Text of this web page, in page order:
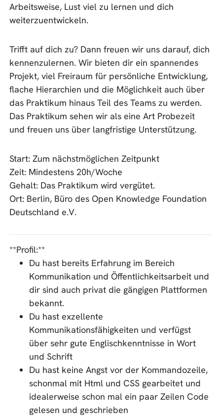
Arbeitsweise, Lust viel zu lernen und dich
weiterzuentwickeln.
Trifft auf dich zu? Dann freuen wir uns darauf, dich
kennenzulernen. Wir bieten dir ein spannendes
Projekt, viel Freiraum für persönliche Entwicklung,
flache Hierarchien und die Möglichkeit auch über
das Praktikum hinaus Teil des Teams zu werden.
Das Praktikum sehen wir als eine Art Probezeit
und freuen uns über langfristige Unterstützung.
Start: Zum nächstmöglichen Zeitpunkt
Zeit: Mindestens 20h/Woche
Gehalt: Das Praktikum wird vergütet.
Ort: Berlin, Büro des Open Knowledge Foundation
Deutschland e.V.
**Profil:**
Du hast bereits Erfahrung im Bereich
Kommunikation und Öffentlichkeitsarbeit und
dir sind auch privat die gängigen Plattformen
bekannt.
Du hast exzellente
Kommunikationsfähigkeiten und verfügst
über sehr gute Englischkenntnisse in Wort
und Schrift
Du hast keine Angst vor der Kommandozeile,
schonmal mit Html und CSS gearbeitet und
idealerweise schon mal ein paar Zeilen Code
gelesen und geschrieben